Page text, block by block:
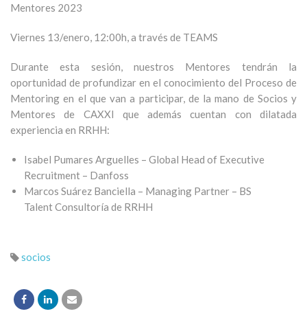
Mentores 2023
Viernes 13/enero, 12:00h, a través de TEAMS
Durante esta sesión, nuestros Mentores tendrán la
oportunidad de profundizar en el conocimiento del Proceso de
Mentoring en el que van a participar, de la mano de Socios y
Mentores de CAXXI que además cuentan con dilatada
experiencia en RRHH:
Isabel Pumares Arguelles – Global Head of Executive
Recruitment – Danfoss
Marcos Suárez Banciella – Managing Partner – BS
TalentConsultoría de RRHH
socios